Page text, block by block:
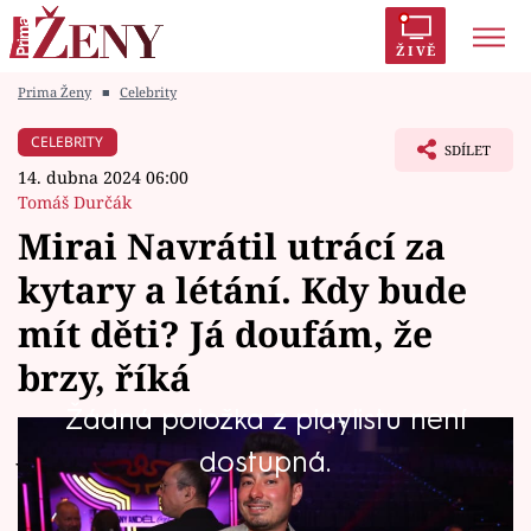
ŽIVĚ
Módní alarm
Témata
Celebrity
Vztahy
Seriály
Prima Ženy ■ Celebrity
CELEBRITY
14. dubna 2024 06:00
Tomáš Durčák
SDÍLET
Mirai Navrátil utrácí za
kytary a létání. Kdy bude
mít děti? Já doufám, že
brzy, říká
Žádná položka z playlistu není
dostupná.
Jeho kapela dnes patří k nejpopulárnějším na
české scéně a po deseti letech spolu nyní
vydává novou desku. Ta už názvem